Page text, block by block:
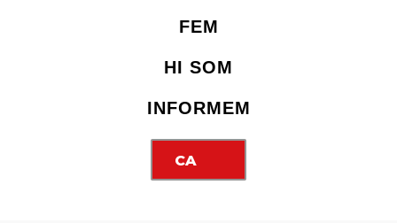
FEM
HI SOM
INFORMEM
CA